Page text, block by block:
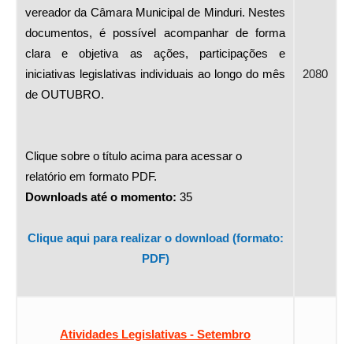
vereador da Câmara Municipal de Minduri. Nestes
documentos, é possível acompanhar de forma
clara e objetiva as ações, participações e
iniciativas legislativas individuais ao longo do mês
de OUTUBRO.
Clique sobre o título acima para acessar o
relatório em formato PDF.
Downloads até o momento: 35
Clique aqui para realizar o download (formato:
PDF)
2080
Atividades Legislativas - Setembro